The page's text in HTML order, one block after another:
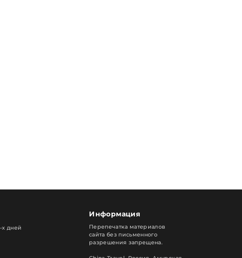
х дней
Информация
Перепечатка материалов
сайта без письменного
разрешения запрещена.